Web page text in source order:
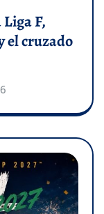
F,
el cruzado